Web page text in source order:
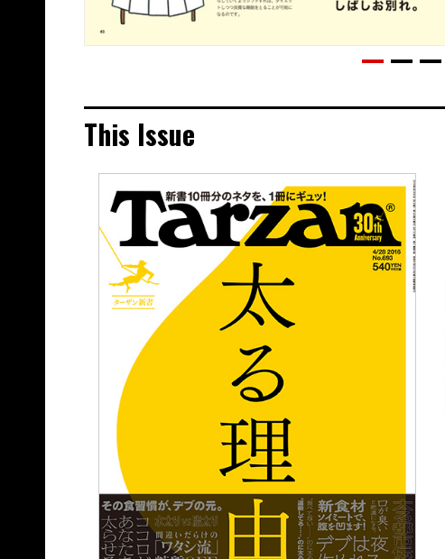
This Issue